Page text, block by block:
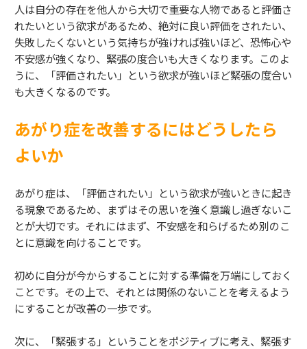
人は自分の存在を他人から大切で重要な人物であると評価さ
れたいという欲求があるため、絶対に良い評価をされたい、
失敗したくないという気持ちが強ければ強いほど、恐怖心や
不安感が強くなり、緊張の度合いも大きくなります。このよ
うに、「評価されたい」という欲求が強いほど緊張の度合い
も大きくなるのです。
あがり症を改善するにはどうしたら
よいか
あがり症は、「評価されたい」という欲求が強いときに起き
る現象であるため、まずはその思いを強く意識し過ぎないこ
とが大切です。それにはまず、不安感を和らげるため別のこ
とに意識を向けることです。
初めに自分が今からすることに対する準備を万端にしておく
ことです。その上で、それとは関係のないことを考えるよう
にすることが改善の一歩です。
次に、「緊張する」ということをポジティブに考え、緊張す